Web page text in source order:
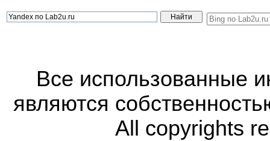
Все использованные
являются
All copyrights